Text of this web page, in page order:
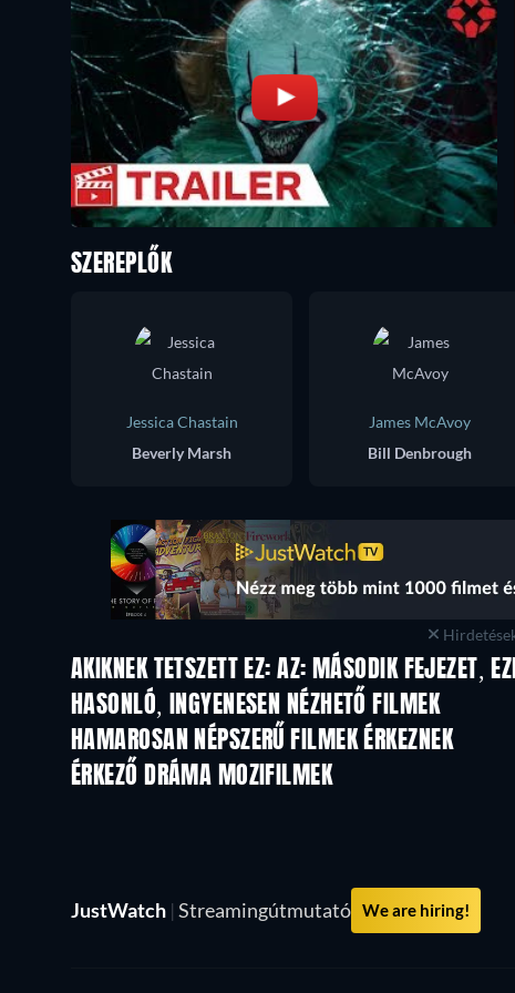
SZEREPLŐK
Jessica Chastain
Beverly Marsh
James McAvoy
Bill Denbrough
AKIKNEK TETSZETT EZ: AZ: MÁSODIK FEJEZET,
HASONLÓ, INGYENESEN NÉZHETŐ FILMEK
HAMAROSAN NÉPSZERŰ FILMEK ÉRKEZNEK
ÉRKEZŐ DRÁMA MOZIFILMEK
JustWatch | Streamingútmutató We are hiring!